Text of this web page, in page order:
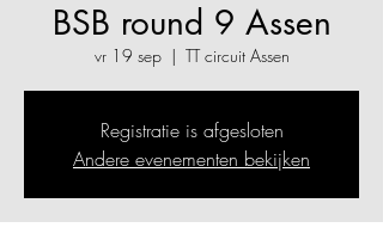
BSB round 9 Assen
vr 19 sep
  |
TT circuit Assen
Registratie is afgesloten
Andere evenementen bekijken